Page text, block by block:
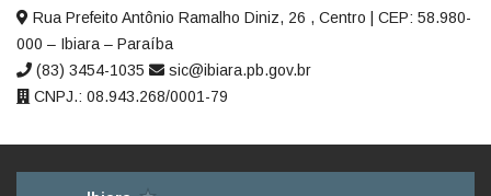
Rua Prefeito Antônio Ramalho Diniz, 26 , Centro | CEP: 58.980-
000 – Ibiara – Paraíba
(83) 3454-1035
sic@ibiara.pb.gov.br
CNPJ.: 08.943.268/0001-79